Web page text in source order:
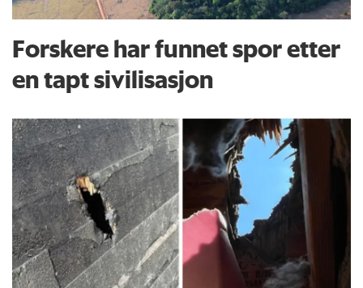
Forskere har funnet spor etter
en tapt sivilisasjon